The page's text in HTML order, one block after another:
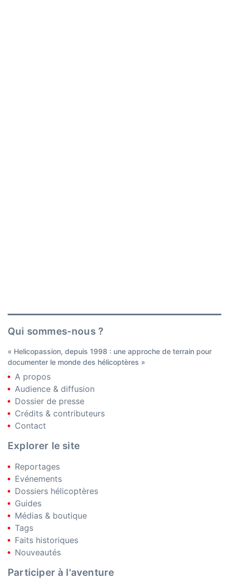
Qui sommes-nous ?
« Helicopassion, depuis 1998 : une approche de terrain pour
documenter le monde des hélicoptères »
A propos
Audience & diffusion
Dossier de presse
Crédits & contributeurs
Contact
Explorer le site
Reportages
Evénements
Dossiers hélicoptères
Guides
Médias & boutique
Tags
Faits historiques
Nouveautés
Participer à l'aventure